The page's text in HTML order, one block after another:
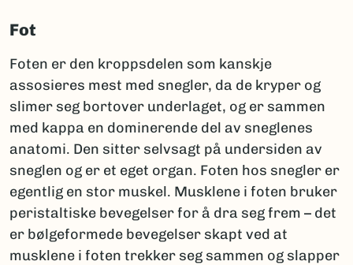
Fot
Foten er den kroppsdelen som kanskje
assosieres mest med snegler, da de kryper og
slimer seg bortover underlaget, og er sammen
med kappa en dominerende del av sneglenes
anatomi. Den sitter selvsagt på undersiden av
sneglen og er et eget organ. Foten hos snegler er
egentlig en stor muskel. Musklene i foten bruker
peristaltiske bevegelser for å dra seg frem – det
er bølgeformede bevegelser skapt ved at
musklene i foten trekker seg sammen og slapper